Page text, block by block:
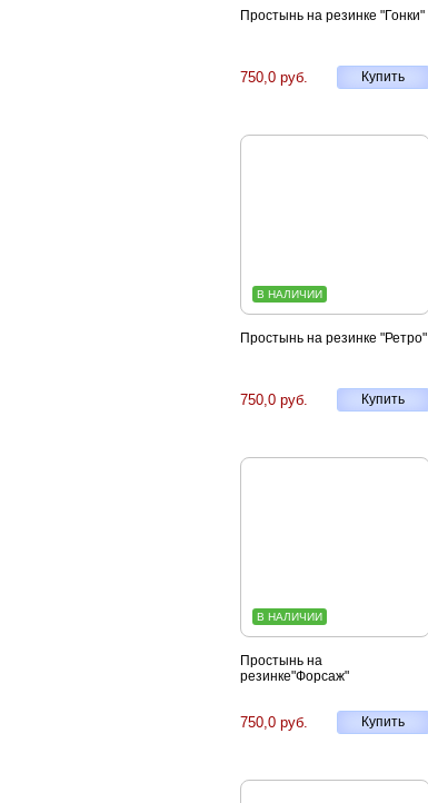
Простынь на резинке "Гонки"
Купить
750,0 руб.
В НАЛИЧИИ
Простынь на резинке "Ретро"
Купить
750,0 руб.
В НАЛИЧИИ
Простынь на
резинке"Форсаж"
Купить
750,0 руб.